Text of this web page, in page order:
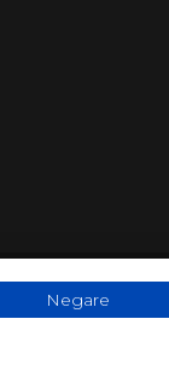
Negare